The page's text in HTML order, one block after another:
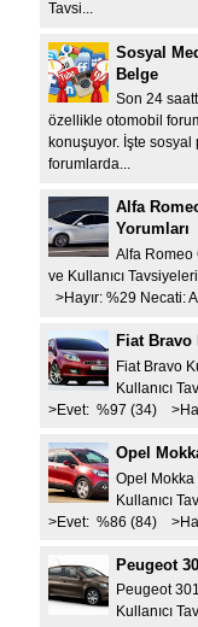
Tavsi...
Sosyal
Belge
Son 24
özellikle otomobil
konuşuyor. İşte sosyal
forumlarda...
Alfa
Yorumları
Alfa Romeo
ve Kullanıcı
>Hayır: %29 Necati:
Fiat Bravo
Fiat Bravo
Kullanıcı
>Evet: %97 (34)
Opel
Opel Mokka
Kullanıcı
>Evet: %86 (84)
Peugeot
Peugeot
Kullanıcı